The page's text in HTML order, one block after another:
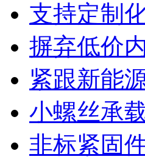
支持定制
摒弃低价
紧跟新能
小螺丝承
非标紧固